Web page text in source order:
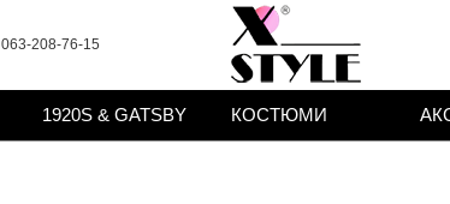
063-208-76-15
1920S & GATSBY КОСТЮМИ